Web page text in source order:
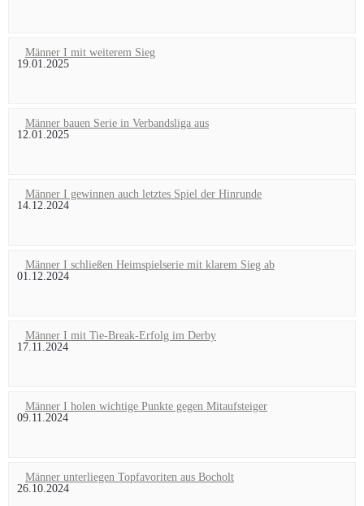
Männer I mit weiterem Sieg
19.01.2025
Männer bauen Serie in Verbandsliga aus
12.01.2025
Männer I gewinnen auch letztes Spiel der Hinrunde
14.12.2024
Männer I schließen Heimspielserie mit klarem Sieg ab
01.12.2024
Männer I mit Tie-Break-Erfolg im Derby
17.11.2024
Männer I holen wichtige Punkte gegen Mitaufsteiger
09.11.2024
Männer unterliegen Topfavoriten aus Bocholt
26.10.2024